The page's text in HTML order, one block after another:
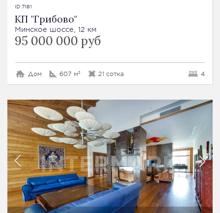
ID 7181
КП "Грибово"
Минское шоссе, 12 км
95 000 000 руб
Дом 607 м² 21 сотка 4